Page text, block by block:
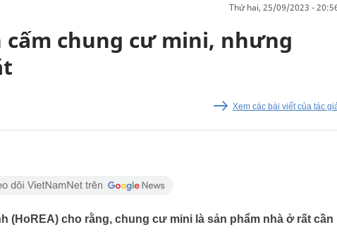
thứ hai, 25/09/2023 -
cấm chung cư mini, nhưng
Xem các bài viết của tác
(HoREA) cho rằng, chung cư mini là sản phẩm nhà ở rất cần